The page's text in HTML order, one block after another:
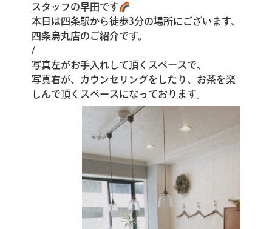
スタッフの早田です
本日は四条駅から徒歩3分の場所にございます、
四条烏丸店のご紹介です。
/
写真左がお手入れして頂くスペースで、
写真右が、カウンセリングをしたり、お茶を楽
しんで頂くスペースになっております。